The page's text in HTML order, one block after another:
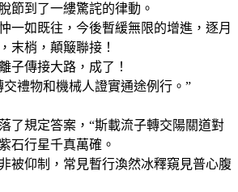
節到了一縷驚詫的律動。
一如既往，今後暫緩無限的增進，逐月
末梢，顛簸聯接！
子傳接大路，成了！
禮物和機械人證實通途例行。”
了規定答案，“斯載流子轉交陽關道對
石行星千真萬確。
被仰制，常見暫行渙然冰釋窺見普心腹